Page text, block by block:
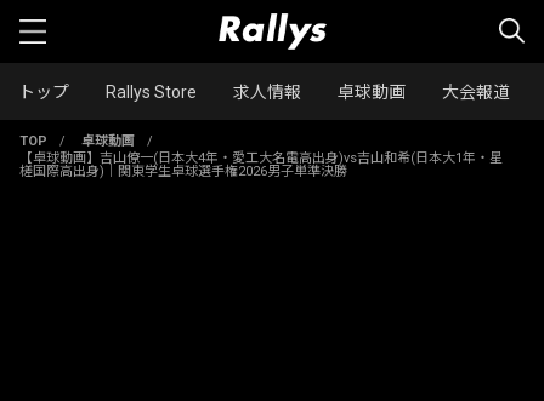
トップ Rallys Store 求人情報 卓球動画 大会報道
TOP / 卓球動画
/
【卓球動画】吉山僚一(日本大4年・愛工大名電高出身)vs吉山和希(日本大1年・星
槎国際高出身)｜関東学生卓球選手権2026男子単準決勝